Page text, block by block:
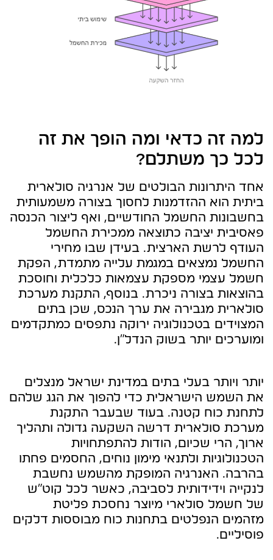
למה זה כדאי ומה הופך את זה
לכל כך משתלם?
אחד היתרונות הבולטים של אנרגיה סולארית
ביתית הוא ההזדמנות לחסוך בצורה משמעותית
בחשבונות החשמל החודשיים, ואף ליצור הכנסה
פאסיבית יציבה כתוצאה ממכירת החשמל
העודף לרשת הארצית. בעידן שבו מחירי
החשמל נמצאים במגמת עלייה מתמדת, הפקת
חשמל עצמי מספקת עצמאות כלכלית וחוסכת
בהוצאות בצורה ניכרת. בנוסף, התקנת מערכת
סולארית מגבירה את ערך הנכס, שכן בתים
המצוידים בטכנולוגיה ירוקה נתפסים כמתקדמים
ומוערכים יותר בשוק הנדל"ן.
יותר ויותר בעלי בתים במדינת ישראל מנצלים
את השמש הישראלית כדי להפוך את הגג שלהם
לתחנת כוח קטנה. בעוד שבעבר התקנת
מערכת סולארית דרשה השקעה גדולה ותהליך
ארוך, הרי שכיום, הודות להתפתחויות
הטכנולוגיות ולתנאי מימון נוחים, החסמים פחתו
בהרבה. האנרגיה המופקת מהשמש נחשבת
לנקייה וידידותית לסביבה, כאשר לכל קוט"ש
של חשמל סולארי מיוצר נחסכת פליטת
מזהמים הנפלטים בתחנות כוח מבוססות דלקים
פוסיליים.